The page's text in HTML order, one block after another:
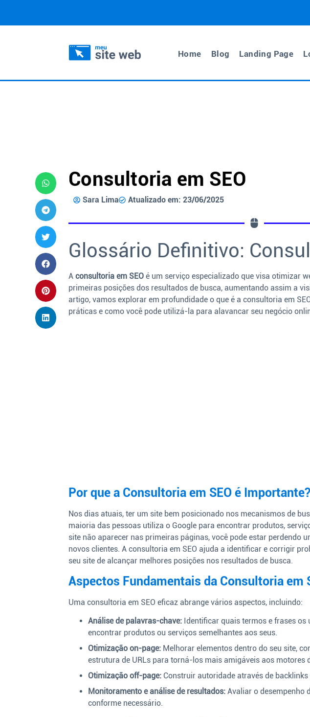
Home Blog Landing Page
Consultoria em SEO
Sara Lima Atualizado em: 23/06/2025
Glossário Definitivo:
Aconsultoria em SEO é um serviço especializado que visa otimizar
primeiras posições dos resultados de busca, aumentando assim a
artigo, vamos explorar em profundidade o que é a consultoria em
práticas e como você pode utilizá-la para alavancar seu negócio
Por que a Consultoria em SEO é Importante?
Nos dias atuais, ter um site bem posicionado nos mecanismos de
maioria das pessoas utiliza o Google para encontrar produtos,
site não aparecer nas primeiras páginas, você pode estar perdendo
novos clientes. A consultoria em SEO ajuda a identificar e corrigir
seu site de alcançar melhores posições nos resultados de busca.
Aspectos Fundamentais da Consultoria em
Uma consultoria em SEO eficaz abrange vários aspectos, incluindo:
Análise de palavras-chave: Identificar quais termos e frases
encontrar produtos ou serviços semelhantes aos seus.
Otimização on-page: Melhorar elementos dentro do seu site,
estrutura de URLs para torná-los mais amigáveis aos motores
Otimização off-page: Construir autoridade através de
Monitoramento e análise de resultados: Avaliar o desempenho
conforme necessário.